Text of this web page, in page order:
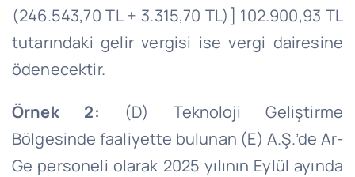
(246.543,70 TL + 3.315,70 TL)] 102.900,93 TL
tutarındaki gelir vergisi ise vergi dairesine
ödenecektir.
Örnek 2: (D) Teknoloji Geliştirme
Bölgesinde faaliyette bulunan (E) A.Ş.’de Ar-
Ge personeli olarak 2025 yılının Eylül ayında